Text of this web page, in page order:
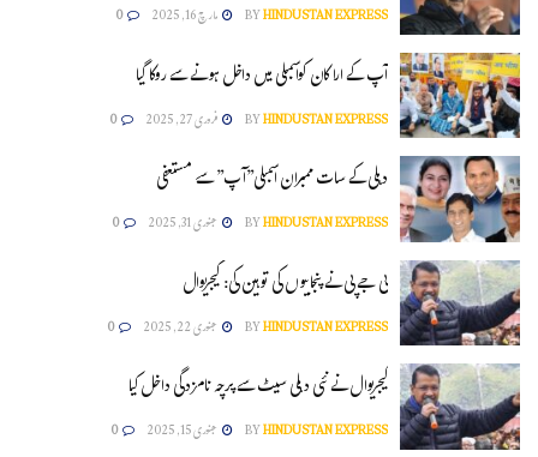
BYHINDUSTAN EXPRESS مارچ 16, 2025 0
آپ کے اراکان کواسمبلی میں داخل ہونے سے روکا گیا
BYHINDUSTAN EXPRESS فروری 27, 2025 0
دہلی کے سات ممبران اسمبلی”آپ” سے مستعفی
BYHINDUSTAN EXPRESS جنوری 31, 2025 0
بی جے پی نے پنجابیوں کی توہین کی: کیجریوال
BYHINDUSTAN EXPRESS جنوری 22, 2025 0
کیجریوال نے نئی دہلی سیٹ سے پرچہ نامزدگی داخل کیا
BYHINDUSTAN EXPRESS جنوری 15, 2025 0